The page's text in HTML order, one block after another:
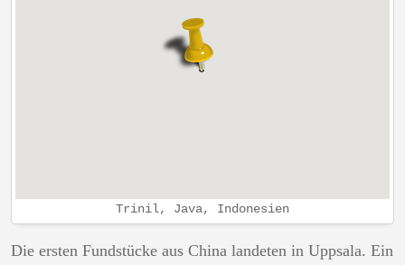
Trinil, Java, Indonesien
Die ersten Fundstücke aus China landeten in Uppsala. Ein